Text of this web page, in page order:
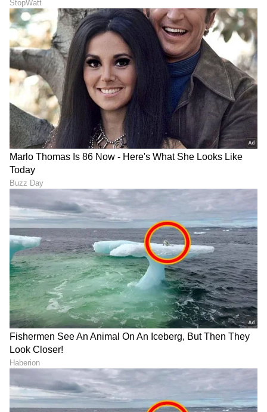
ಆ ಯುವಕನ ಜೊತೆ
ಕಾಣಿಸಿಕೊಂಡ ಬೆನ್ನಲ್ಲೇ
ಮತ್ತೊಂದು ಬಿಗ್​ ಸರ್​ಪ್ರೈಸ್​
ಕೊಟ್ಟ Bigg Boss ಸ್ಪಂದನಾ
BBK 13: ನೀವು ಬಿಗ್ ಬಾಸ್‌ಗೆ
ಹೋಗ್ಬೇಕಾ? ಲಾಲ್‌ಬಾಗ್ ಫ್ಲವರ್
ಶೋನಲ್ಲಿ ಸಿಕ್ಕಿದೆ ಭರ್ಜರಿ
ಅವಕಾಶ!
LATEST VIDEOS
"ರಾಜಕೀಯ ಬೇಡ, ಸಿನಿಮಾನೇ ಪ್ರಾಣ":
ಕನಕೋತ್ಸವದಲ್ಲಿ ರಿಷಬ್ ಶೆಟ್ಟಿ | Rishab
Shetty speech | Suvarna News
ಶೇ.50 ರಿಂದ ಶೇ.18 ಕ್ಕೆ TAX ಇಳಿಕೆ: ಮೋದಿ-
ಟ್ರಂಪ್ ಐತಿಹಾಸಿಕ ಒಪ್ಪಂದ | India US
Trade Deal | Party Rounds